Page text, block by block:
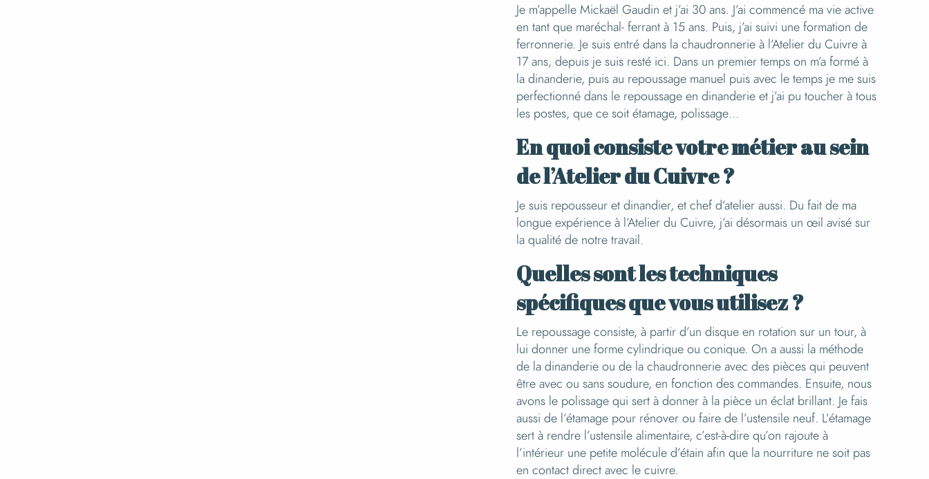
Je m’appelle Mickaël Gaudin et j’ai 30 ans. J’ai commencé ma vie active
en tant que maréchal- ferrant à 15 ans. Puis, j’ai suivi une formation de
ferronnerie. Je suis entré dans la chaudronnerie à l’Atelier du Cuivre à
17 ans, depuis je suis resté ici. Dans un premier temps on m’a formé à
la dinanderie, puis au repoussage manuel puis avec le temps je me suis
perfectionné dans le repoussage en dinanderie et j’ai pu toucher à tous
les postes, que ce soit étamage, polissage…
En quoi consiste votre métier au sein
de l’Atelier du Cuivre ?
Je suis repousseur et dinandier, et chef d’atelier aussi. Du fait de ma
longue expérience à l’Atelier du Cuivre, j’ai désormais un œil avisé sur
la qualité de notre travail.
Quelles sont les techniques
spécifiques que vous utilisez ?
Le repoussage consiste, à partir d’un disque en rotation sur un tour, à
lui donner une forme cylindrique ou conique. On a aussi la méthode
de la dinanderie ou de la chaudronnerie avec des pièces qui peuvent
être avec ou sans soudure, en fonction des commandes. Ensuite, nous
avons le polissage qui sert à donner à la pièce un éclat brillant. Je fais
aussi de l’étamage pour rénover ou faire de l’ustensile neuf. L’étamage
sert à rendre l’ustensile alimentaire, c’est-à-dire qu’on rajoute à
l’intérieur une petite molécule d’étain afin que la nourriture ne soit pas
en contact direct avec le cuivre.